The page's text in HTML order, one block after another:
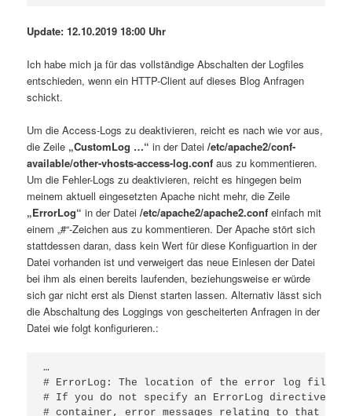
Update: 12.10.2019 18:00 Uhr
Ich habe mich ja für das vollständige Abschalten der Logfiles
entschieden, wenn ein HTTP-Client auf dieses Blog Anfragen
schickt.
Um die Access-Logs zu deaktivieren, reicht es nach wie vor aus,
die Zeile „CustomLog …“ in der Datei/etc/apache2/conf-
available/other-vhosts-access-log.conf aus zu kommentieren.
Um die Fehler-Logs zu deaktivieren, reicht es hingegen beim
meinem aktuell eingesetzten Apache nicht mehr, die Zeile
„ErrorLog“ in der Datei/etc/apache2/apache2.conf einfach mit
einem „#“-Zeichen aus zu kommentieren. Der Apache stört sich
stattdessen daran, dass kein Wert für diese Konfiguartion in der
Datei vorhanden ist und verweigert das neue Einlesen der Datei
bei ihm als einen bereits laufenden, beziehungsweise er würde
sich gar nicht erst als Dienst starten lassen. Alternativ lässt sich
die Abschaltung des Loggings von gescheiterten Anfragen in der
Datei wie folgt konfigurieren.:
…
# ErrorLog: The location of the error log file.
# If you do not specify an ErrorLog directive
# container, error messages relating to that